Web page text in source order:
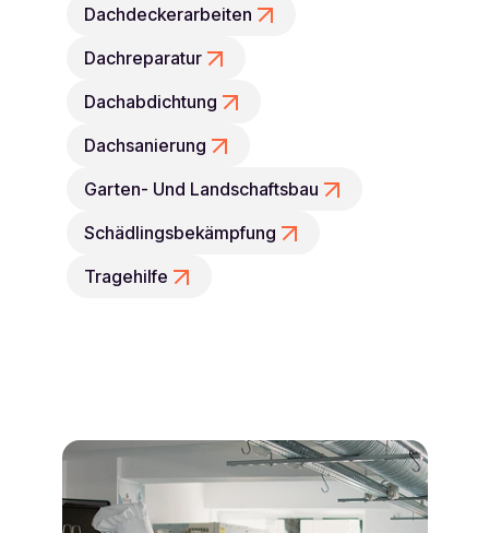
Dachdeckerarbeiten
Dachreparatur
Dachabdichtung
Dachsanierung
Garten- Und Landschaftsbau
Schädlingsbekämpfung
Tragehilfe